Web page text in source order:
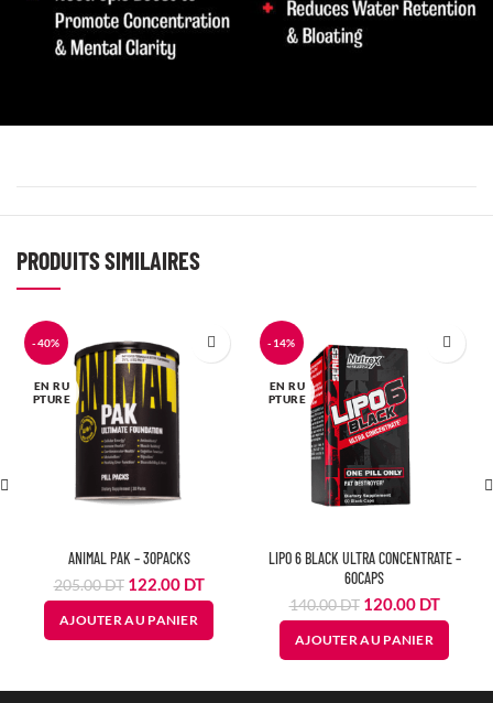
PRODUITS SIMILAIRES
-40%
EN RU
PTURE
ANIMAL PAK – 30PACKS
205.00DT Le
prix
initial
était :
DT.
122.00DTLe
prix
est :
DT.
AJOUTER AU PANIER
-14%
EN RU
PTURE
LIPO 6 BLACK ULTRA CONCENTRATE –
60CAPS
140.00DT Le
prix
initial
était :
140.00
120.00DTLe
prix
est :
120.00
AJOUTER AU PANIER